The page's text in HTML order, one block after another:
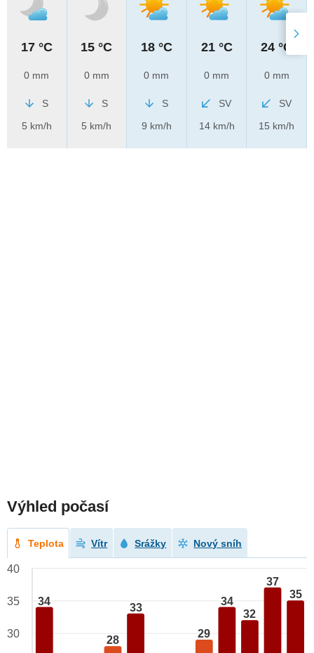
17 °C
0 mm
S
5 km/h
15 °C
0 mm
S
5 km/h
18 °C
0 mm
S
9 km/h
21 °C
0 mm
SV
14 km/h
24 °C
0 mm
SV
15 km/h
Výhled počasí
Teplota Vítr Srážky Nový sníh
34
28
33
29
34
32
37
35
40
35
30